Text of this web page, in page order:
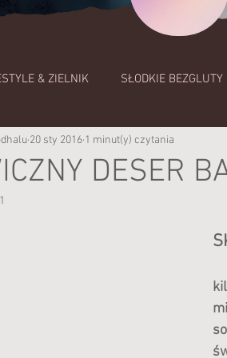
& ZIELNIK SŁODKIE BEZGLUTY
PRZETWORY MLECZNE
COŚ
DESER
20 sty 2016 1 minut(y) czytania